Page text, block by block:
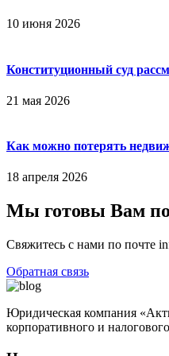
10 июня 2026
Конституционный суд
21 мая 2026
Как можно потерять
18 апреля 2026
Мы готовы Вам
Свяжитесь с нами по почте
Обратная связь
Юридическая компания
корпоративного и